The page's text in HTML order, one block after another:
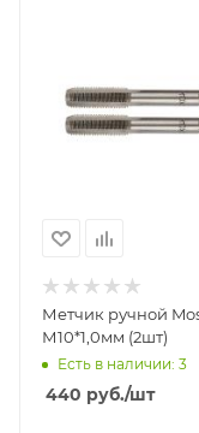
Метчик ручной
М10*1,0мм (2шт)
Есть в наличии: 3
440 руб./шт